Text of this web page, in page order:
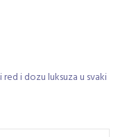
i dozu luksuza u svaki